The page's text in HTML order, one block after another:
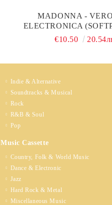
MADONNA -
ELECTRONICA
€10.50
Indie & Alternative
Soundtracks & Musical
Rock
R&B & Soul
Pop
Music Cassette
Country, Folk & World Music
Dance & Electronic
Jazz
Hard Rock & Metal
Miscellaneous Music